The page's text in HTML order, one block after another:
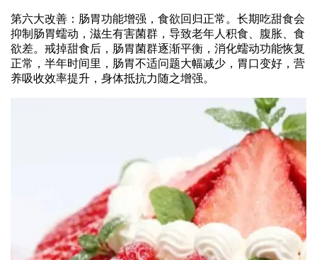
第六大改善：肠胃功能增强，食欲回归正常。长期吃甜食会
抑制肠胃蠕动，滋生有害菌群，导致老年人积食、腹胀、食
欲差。戒掉甜食后，肠胃菌群逐渐平衡，消化蠕动功能恢复
正常，半年时间里，肠胃不适问题大幅减少，胃口变好，营
养吸收效率提升，身体抵抗力随之增强。